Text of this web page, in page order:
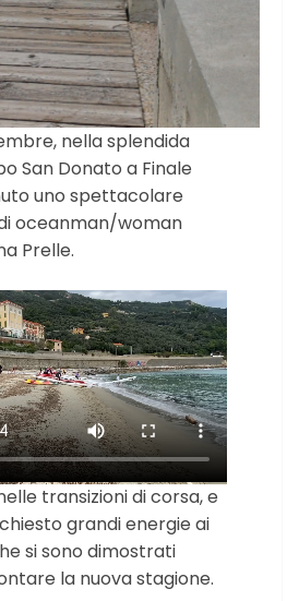
nella splendida
San Donato a Finale
uno spettacolare
oceanman/woman
Prelle.
transizioni di corsa, e
grandi energie ai
si sono dimostrati
la nuova stagione.